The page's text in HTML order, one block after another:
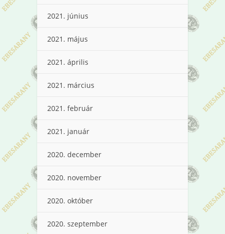
2021. június
2021. május
2021. április
2021. március
2021. február
2021. január
2020. december
2020. november
2020. október
2020. szeptember